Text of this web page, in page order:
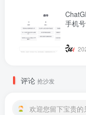
手机
评论 抢沙发
欢迎您留下宝贵的